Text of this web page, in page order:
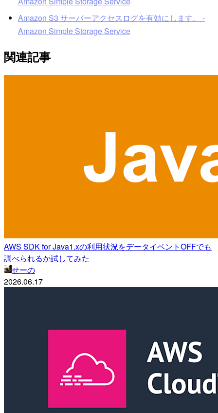
Amazon S3 サーバーアクセスログを有効にします。 -
Amazon Simple Storage Service
関連記事
AWS SDK for Java1.xの利用状況をデータイベントOFFでも
調べられるか試してみた
せーの
2026.06.17